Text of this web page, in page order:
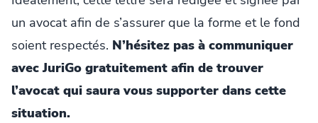
un avocat afin de s’assurer que la forme et le fond
soient respectés. N’hésitez pas à communiquer
avec JuriGo gratuitement afin de trouver
l’avocat qui saura vous supporter dans cette
situation.